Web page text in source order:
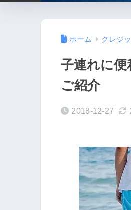
ホーム クレジ
子連れに便
ご紹介
2018-12-27